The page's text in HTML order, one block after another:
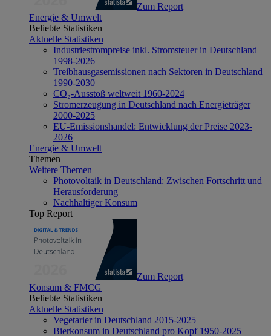
Zum Report
Energie & Umwelt
Beliebte Statistiken
Aktuelle Statistiken
Industriestrompreise inkl. Stromsteuer in Deutschland
1998-2026
Treibhausgasemissionen nach Sektoren in Deutschland
1990-2030
CO₂-Ausstoß weltweit 1960-2024
Stromerzeugung in Deutschland nach Energieträger
2000-2025
EU-Emissionshandel: Entwicklung der Preise 2023-
2026
Energie & Umwelt
Themen
Weitere Themen
Photovoltaik in Deutschland: Zwischen Fortschritt und
Herausforderung
Nachhaltiger Konsum
Top Report
Zum Report
Konsum & FMCG
Beliebte Statistiken
Aktuelle Statistiken
Vegetarier in Deutschland 2015-2025
Bierkonsum in Deutschland pro Kopf 1950-2025